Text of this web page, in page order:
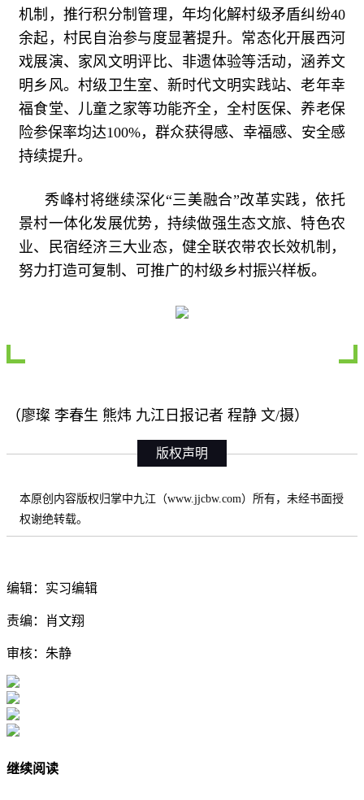
机制，推行积分制管理，年均化解村级矛盾纠纷40
余起，村民自治参与度显著提升。常态化开展西河
戏展演、家风文明评比、非遗体验等活动，涵养文
明乡风。村级卫生室、新时代文明实践站、老年幸
福食堂、儿童之家等功能齐全，全村医保、养老保
险参保率均达100%，群众获得感、幸福感、安全感
持续提升。
秀峰村将继续深化“三美融合”改革实践，依托
景村一体化发展优势，持续做强生态文旅、特色农
业、民宿经济三大业态，健全联农带农长效机制，
努力打造可复制、可推广的村级乡村振兴样板。
（廖璨 李春生 熊炜 九江日报记者 程静 文/摄）
版权声明
本原创内容版权归掌中九江（www.jjcbw.com）所有，未经书面授
权谢绝转载。
编辑：实习编辑
责编：肖文翔
审核：朱静
继续阅读